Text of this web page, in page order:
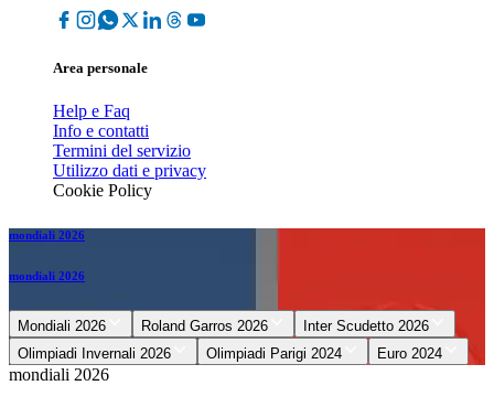
Area personale
Help e Faq
Info e contatti
Termini del servizio
Utilizzo dati e privacy
Cookie Policy
mondiali 2026
mondiali 2026
Mondiali 2026 Roland Garros 2026
Inter Scudetto 2026
Olimpiadi Invernali 2026
Olimpiadi Parigi 2024 Euro 2024
mondiali 2026